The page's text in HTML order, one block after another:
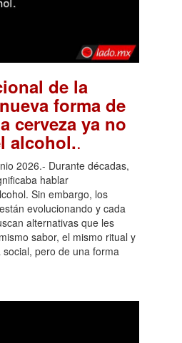
de la
forma de
cerveza ya no
alcohol..
2026.- Durante décadas,
hablar
Sin embargo, los
evolucionando y cada
alternativas que les
sabor, el mismo ritual y
pero de una forma